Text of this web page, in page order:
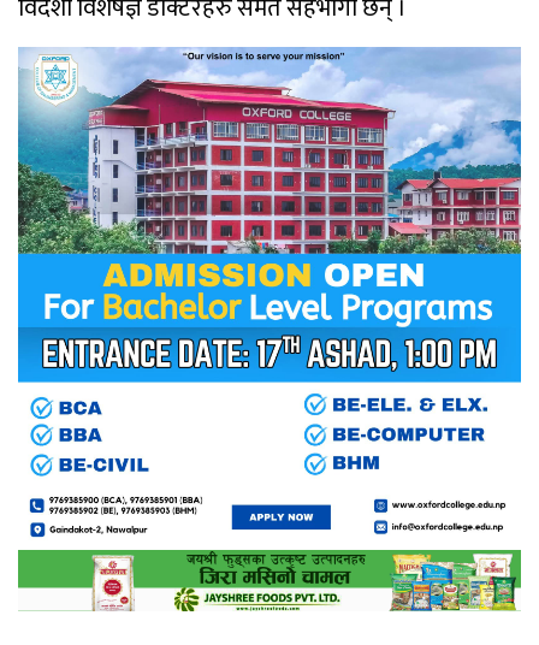
विदेशी विशेषज्ञ डाक्टरहरु समेत सहभागी छन् ।